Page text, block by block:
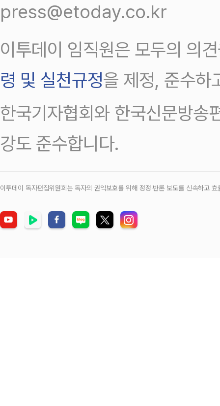
press@etoday.co.kr
이투데이 임직원은 모두의 의
령 및 실천규정을 제정, 준수하
한국기자협회와 한국신문방송
강도 준수합니다.
이투데이 독자편집위원회는 독자의 권익보호를 위해 정정‧반론 보도를 신속하고